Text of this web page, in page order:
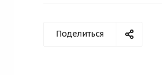
Поделиться